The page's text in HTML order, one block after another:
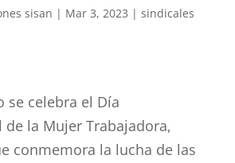
sisan | Mar 3, 2023 | sindicales
se celebra el Día
de la Mujer Trabajadora,
conmemora la lucha de las